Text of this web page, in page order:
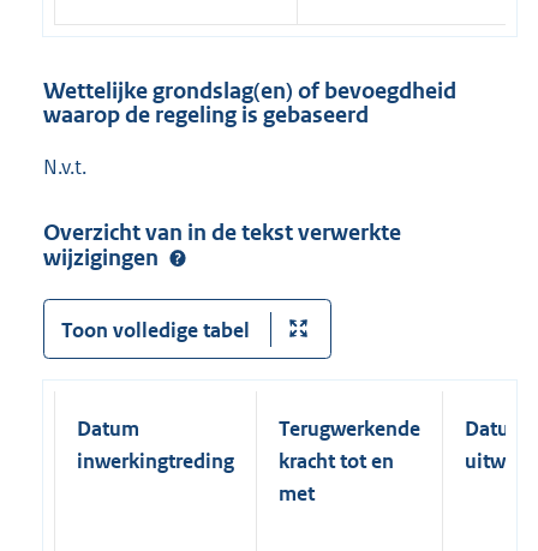
Wettelijke grondslag(en) of bevoegdheid
waarop de regeling is gebaseerd
N.v.t.
Overzicht van in de tekst verwerkte
wijzigingen
Toon volledige tabel
Datum
inwerkingtreding
Terugwerkende
kracht tot en
met
Datum